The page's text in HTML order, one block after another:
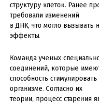
структуру клеток. Ранее
требовали изменений
в ДНК, что могло вызывать
эффекты.
Команда ученых
соединений, которые
способность
организме. Согласно их
теории, процесс старения